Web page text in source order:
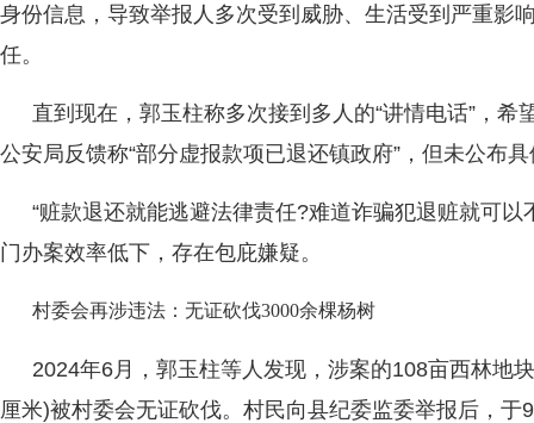
身份信息，导致举报人多次受到威胁、生活受到严重影
任。
直到现在，郭玉柱称多次接到多人的“讲情电话”，希
公安局反馈称“部分虚报款项已退还镇政府”，但未公布
“赃款退还就能逃避法律责任?难道诈骗犯退赃就可以
门办案效率低下，存在包庇嫌疑。
村委会再涉违法：无证砍伐3000余棵杨树
2024年6月，郭玉柱等人发现，涉案的108亩西林地
厘米)被村委会无证砍伐。村民向县纪委监委举报后，于